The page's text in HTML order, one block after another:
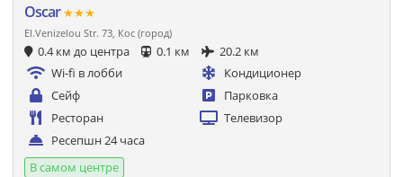
Oscar★★★
El.Venizelou Str. 73, Кос (город)
0.4 км до центра 0.1 км
20.2 км
Wi-fi в лобби
Кондиционер
Сейф
Парковка
Ресторан
Телевизор
Ресепшн 24 часа
В самом центре